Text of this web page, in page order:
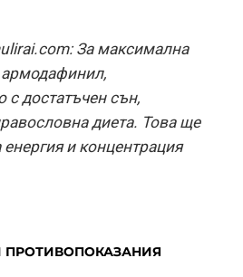
За максимална
с достатъчен сън,
диета. Това ще
и концентрация